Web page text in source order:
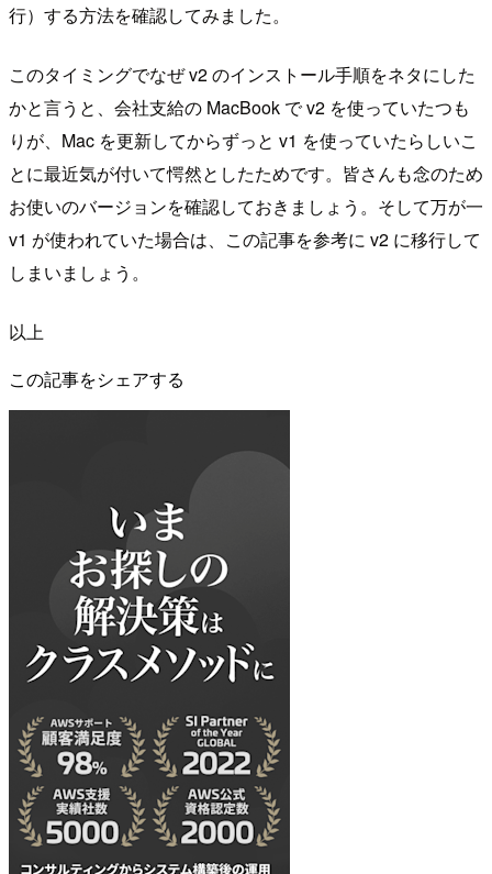
行）する方法を確認してみました。
このタイミングでなぜ v2 のインストール手順をネタにした
かと言うと、会社支給の MacBook で v2 を使っていたつも
りが、Mac を更新してからずっと v1 を使っていたらしいこ
とに最近気が付いて愕然としたためです。皆さんも念のため
お使いのバージョンを確認しておきましょう。そして万が一
v1 が使われていた場合は、この記事を参考に v2 に移行して
しまいましょう。
以上
この記事をシェアする